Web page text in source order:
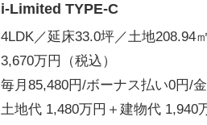
i-Limited TYPE-C
4LDK／延床33.0坪／土地208.94
3,670万円（税込）
毎月85,480円/ボーナス払い0円/
土地代 1,480万円＋建物代 1,940